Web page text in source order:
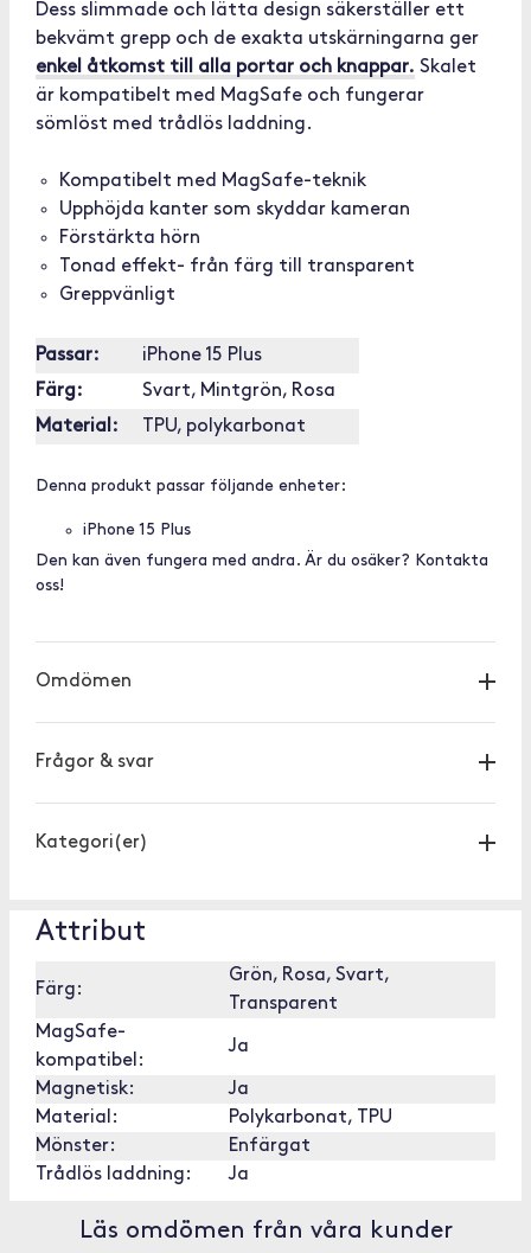
Dess slimmade och lätta design säkerställer ett
bekvämt grepp och de exakta utskärningarna ger
enkel åtkomst till alla portar och knappar. Skalet
är kompatibelt med MagSafe och fungerar
sömlöst med trådlös laddning.
Kompatibelt med MagSafe-teknik
Upphöjda kanter som skyddar kameran
Förstärkta hörn
Tonad effekt- från färg till transparent
Greppvänligt
Passar:
iPhone 15 Plus
Färg:
Svart, Mintgrön, Rosa
Material:
TPU, polykarbonat
Denna produkt passar följande enheter:
iPhone 15 Plus
Den kan även fungera med andra. Är du osäker? Kontakta
oss!
Omdömen
Frågor & svar
Kategori(er)
Attribut
Färg:
Grön, Rosa, Svart,
Transparent
MagSafe-
kompatibel:
Ja
Magnetisk:
Ja
Material:
Polykarbonat, TPU
Mönster:
Enfärgat
Trådlös laddning:
Ja
Läs omdömen från våra kunder